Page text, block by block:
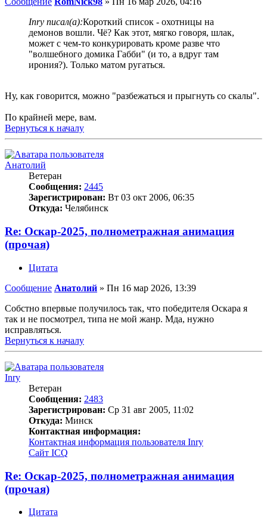
Inry писал(а):Короткий список - охотницы на
демонов вошли. Чё? Как этот, мягко говоря, шлак,
может с чем-то конкурировать кроме разве что
"волшебного домика Габби" (и то, а вдруг там
ирония?). Только матом ругаться.
Ну, как говорится, можно "разбежаться и прыгнуть со скалы".
По крайней мере, вам.
Вернуться к началу
Анатолий
Ветеран
Сообщения: 2445
Зарегистрирован: Вт 03 окт 2006, 06:35
Откуда: Челябинск
Re: Оскар-2025, полнометражная анимация
(прочая)
Цитата
Сообщение Анатолий » Пн 16 мар 2026, 13:39
Собстно впервые получилось так, что победителя Оскара я
так и не посмотрел, типа не мой жанр. Мда, нужно
исправляться.
Вернуться к началу
Inry
Ветеран
Сообщения: 2483
Зарегистрирован: Ср 31 авг 2005, 11:02
Откуда: Минск
Контактная информация:
Контактная информация пользователя Inry
Сайт ICQ
Re: Оскар-2025, полнометражная анимация
(прочая)
Цитата